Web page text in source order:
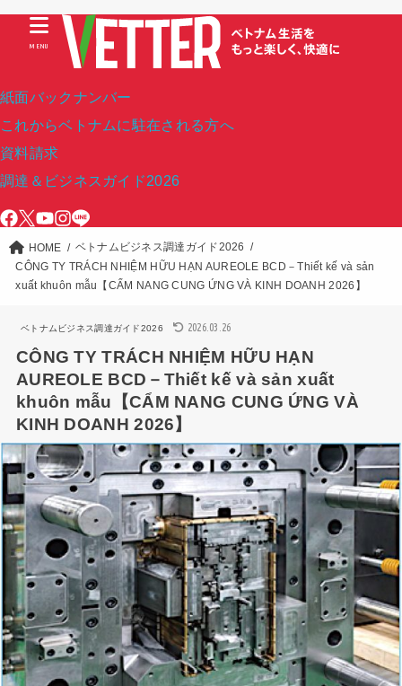
紙面バックナンバー
これからベトナムに駐在される方へ
資料請求
調達＆ビジネスガイド2026
MENU
HOME
ベトナムビジネス調達ガイド2026
CÔNG TY TRÁCH NHIỆM HỮU HẠN AUREOLE BCD－Thiết kế và sản
xuất khuôn mẫu【CẨM NANG CUNG ỨNG VÀ KINH DOANH 2026】
ベトナムビジネス調達ガイド2026 2026.03.26
CÔNG TY TRÁCH NHIỆM HỮU HẠN
AUREOLE BCD－Thiết kế và sản xuất
khuôn mẫu【CẨM NANG CUNG ỨNG VÀ
KINH DOANH 2026】